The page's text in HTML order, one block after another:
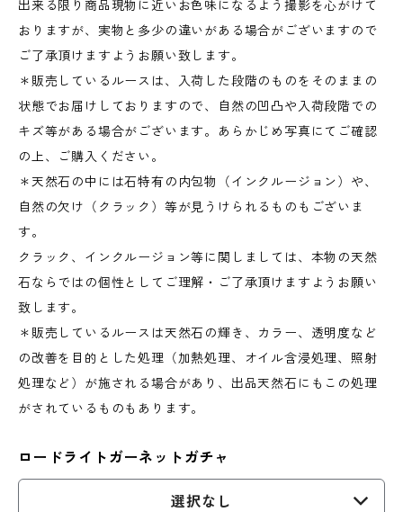
出来る限り商品現物に近いお色味になるよう撮影を心がけて
おりますが、実物と多少の違いがある場合がございますので
ご了承頂けますようお願い致します。
＊販売しているルースは、入荷した段階のものをそのままの
状態でお届けしておりますので、自然の凹凸や入荷段階での
キズ等がある場合がございます。あらかじめ写真にてご確認
の上、ご購入ください。
＊天然石の中には石特有の内包物（インクルージョン）や、
自然の欠け（クラック）等が見うけられるものもございま
す。
クラック、インクルージョン等に関しましては、本物の天然
石ならではの個性としてご理解・ご了承頂けますようお願い
致します。
＊販売しているルースは天然石の輝き、カラー、透明度など
の改善を目的とした処理（加熱処理、オイル含浸処理、照射
処理など）が施される場合があり、出品天然石にもこの処理
がされているものもあります。
ロードライトガーネットガチャ
選択なし